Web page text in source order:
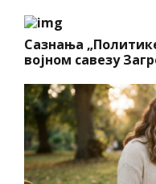
Сазнања
војном савезу